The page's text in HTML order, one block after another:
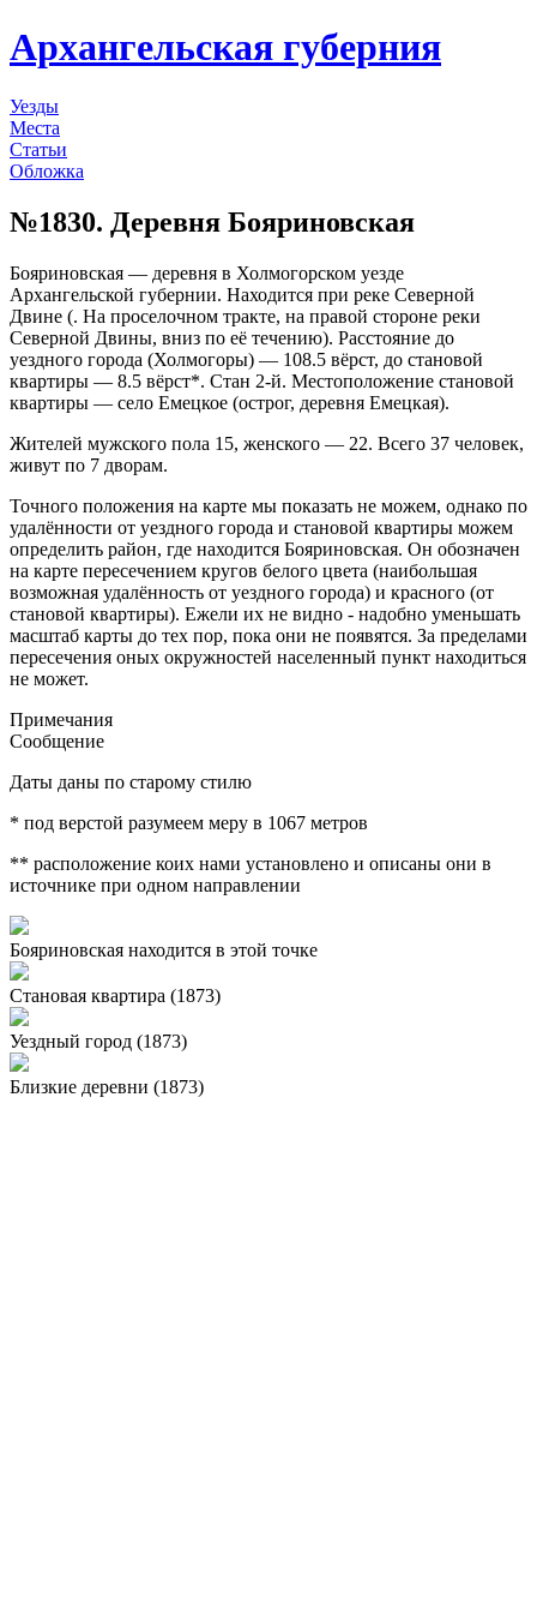
Архангельская губерния
Уезды
Места
Статьи
Обложка
№1830. Деревня Бояриновская
Бояриновская — деревня в Холмогорском уезде
Архангельской губернии. Находится при реке Северной
Двине (. На проселочном тракте, на правой стороне реки
Северной Двины, вниз по её течению). Расстояние до
уездного города (Холмогоры) — 108.5 вёрст, до становой
квартиры — 8.5 вёрст*. Стан 2-й. Местоположение становой
квартиры — село Емецкое (острог, деревня Емецкая).
Жителей мужского пола 15, женского — 22. Всего 37 человек,
живут по 7 дворам.
Точного положения на карте мы показать не можем, однако по
удалённости от уездного города и становой квартиры можем
определить район, где находится Бояриновская. Он обозначен
на карте пересечением кругов белого цвета (наибольшая
возможная удалённость от уездного города) и красного (от
становой квартиры). Ежели их не видно - надобно уменьшать
масштаб карты до тех пор, пока они не появятся. За пределами
пересечения оных окружностей населенный пункт находиться
не может.
Примечания
Сообщение
Даты даны по старому стилю
* под верстой разумеем меру в 1067 метров
** расположение коих нами установлено и описаны они в
источнике при одном направлении
Бояриновская находится в этой точке
Становая квартира (1873)
Уездный город (1873)
Близкие деревни (1873)